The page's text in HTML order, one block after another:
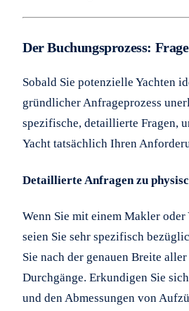
Der Buchungsprozess:
Sobald Sie potenzielle Yachten
gründlicher Anfrageprozess
spezifische, detaillierte Fragen,
Yacht tatsächlich Ihren
Detaillierte Anfragen zu
Wenn Sie mit einem Makler oder
seien Sie sehr spezifisch
Sie nach der genauen Breite
Durchgänge. Erkundigen Sie
und den Abmessungen von